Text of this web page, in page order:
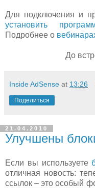
Для подключения и
установить
Подробнее о
До
Inside AdSense at 13:26
Поделиться
21.04.2010
Улучшены
Если вы используете
отличная новость:
ссылок – это особый